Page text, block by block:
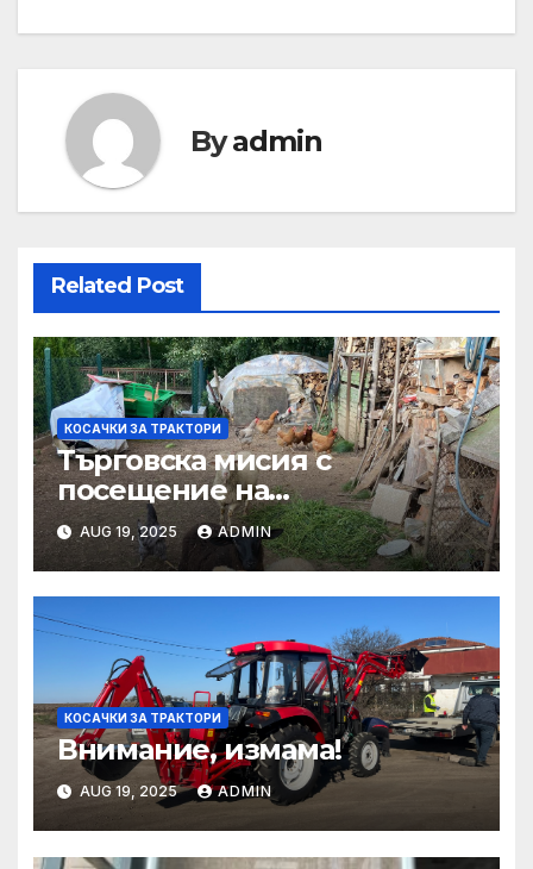
Byadmin
Related Post
КОСАЧКИ ЗА ТРАКТОРИ
Търговска мисия с
посещение на
Mеждународния търговски
панаир CosmeticBusiness
2025
AUG 19, 2025 ADMIN
КОСАЧКИ ЗА ТРАКТОРИ
Внимание, измама!
AUG 19, 2025 ADMIN